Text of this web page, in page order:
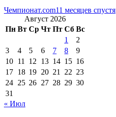
Чемпионат.com11 месяцев спустя
Август 2026
Пн Вт Ср Чт Пт Сб Вс
1
2
3
4 5 6 7 8
9
10 11 12 13 14 15 16
17 18 19 20 21 22 23
24 25 26 27 28 29 30
31
« Июл